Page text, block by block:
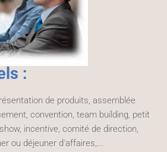
:
de produits, assemblée
convention, team building, petit
incentive, comité de direction,
ou déjeuner d'affaires,...